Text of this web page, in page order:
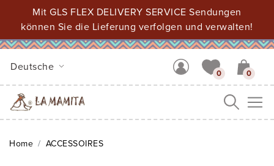
Mit GLS FLEX DELIVERY SERVICE Sendungen
können Sie die Lieferung verfolgen und verwalten!
Deutsche
0 0
Home ACCESSOIRES